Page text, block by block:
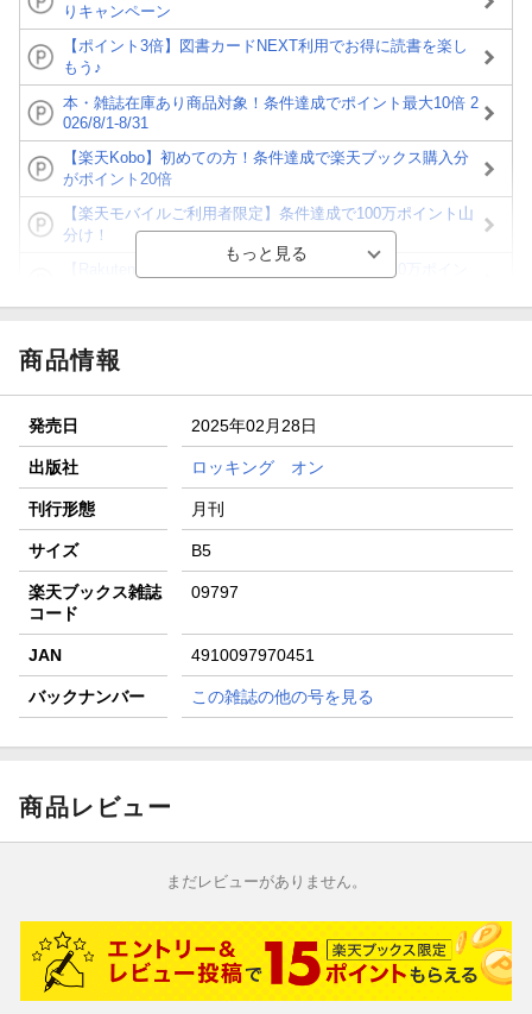
りキャンペーン
【ポイント3倍】図書カードNEXT利用でお得に読書を楽し
もう♪
本・雑誌在庫あり商品対象！条件達成でポイント最大10倍 2
026/8/1-8/31
【楽天Kobo】初めての方！条件達成で楽天ブックス購入分
がポイント20倍
【楽天モバイルご利用者限定】条件達成で100万ポイント山
分け！
が当たる！
楽天モバイル紹介キャンペーンの拡散で300円OFFクーポン
進呈
条件達成で楽天限定・宝塚歌劇 宙組貸切公演ペアチケット
が当たる
商品情報
発売日 2025年02月28日
出版社 ロッキング オン
刊行形態 月刊
サイズ B5
楽天ブックス雑誌
コード
09797
JAN 4910097970451
バックナンバー この雑誌の他の号を見る
商品レビュー
まだレビューがありません。